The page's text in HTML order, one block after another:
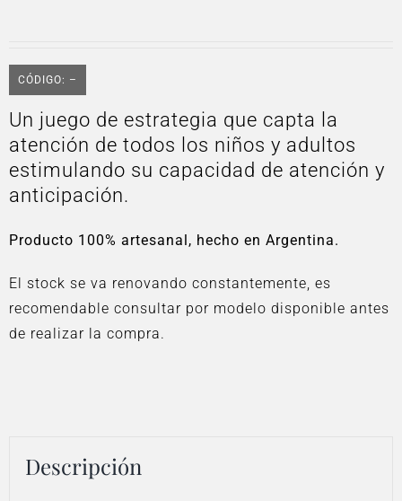
CÓDIGO: –
Un juego de estrategia que capta la
atención de todos los niños y adultos
estimulando su capacidad de atención y
anticipación.
Producto 100% artesanal, hecho en Argentina.
El stock se va renovando constantemente, es
recomendable consultar por modelo disponible antes
de realizar la compra.
Descripción